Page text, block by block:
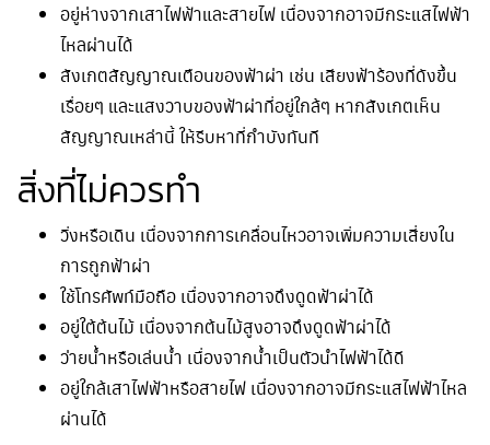
อยู่ห่างจากเสาไฟฟ้าและสายไฟ เนื่องจากอาจมีกระแสไฟฟ้า
ไหลผ่านได้
สังเกตสัญญาณเตือนของฟ้าผ่า เช่น เสียงฟ้าร้องที่ดังขึ้น
เรื่อยๆ และแสงวาบของฟ้าผ่าที่อยู่ใกล้ๆ หากสังเกตเห็น
สัญญาณเหล่านี้ ให้รีบหาที่กำบังทันที
สิ่งที่ไม่ควรทำ
วิ่งหรือเดิน เนื่องจากการเคลื่อนไหวอาจเพิ่มความเสี่ยงใน
การถูกฟ้าผ่า
ใช้โทรศัพท์มือถือ เนื่องจากอาจดึงดูดฟ้าผ่าได้
อยู่ใต้ต้นไม้ เนื่องจากต้นไม้สูงอาจดึงดูดฟ้าผ่าได้
ว่ายน้ำหรือเล่นน้ำ เนื่องจากน้ำเป็นตัวนำไฟฟ้าได้ดี
อยู่ใกล้เสาไฟฟ้าหรือสายไฟ เนื่องจากอาจมีกระแสไฟฟ้าไหล
ผ่านได้